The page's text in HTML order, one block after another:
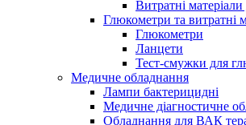
Витратні матеріали
Глюкометри та витратні
Глюкометри
Ланцети
Тест-смужки для
Медичне обладнання
Лампи бактерицидні
Медичне діагностичне
Обладнання для ВАК